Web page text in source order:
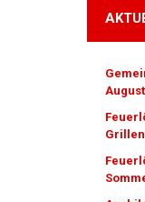
Grillen